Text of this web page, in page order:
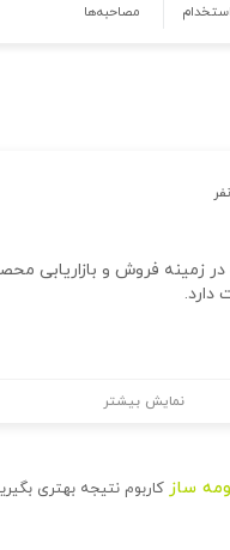
مصاحبه‌ها
زمینه فروش و بازاریابی
دارد.
نمایش بیشتر
ساز کاربوم نتیجه بهتری